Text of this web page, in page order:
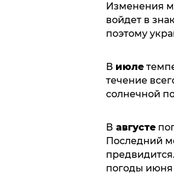
Изменения
войдет в
поэтому
В июле
течение
солнечной
В августе
Последний
погоды июня